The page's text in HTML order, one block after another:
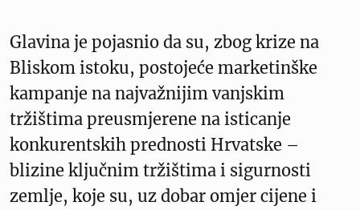
Glavina je pojasnio da su, zbog krize na
Bliskom istoku, postojeće marketinške
kampanje na najvažnijim vanjskim
tržištima preusmjerene na isticanje
konkurentskih prednosti Hrvatske –
blizine ključnim tržištima i sigurnosti
zemlje, koje su, uz dobar omjer cijene i